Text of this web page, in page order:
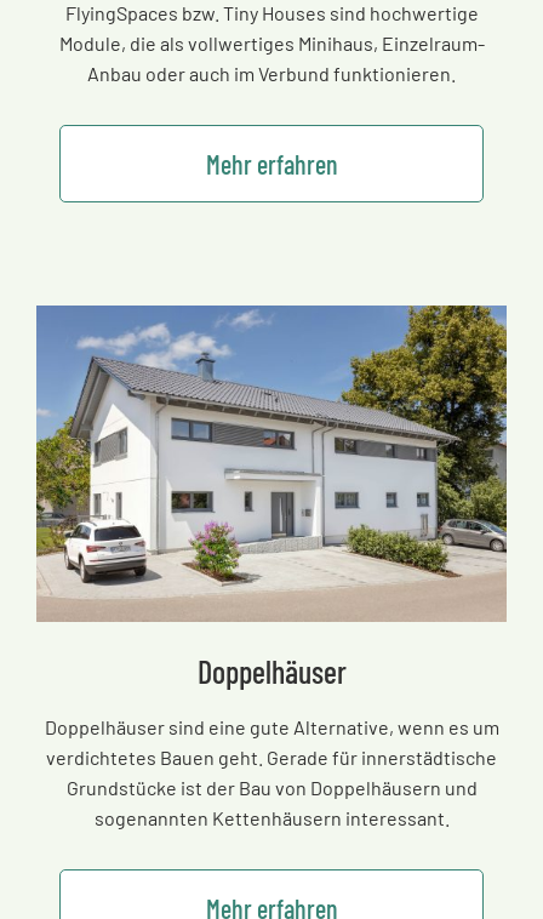
FlyingSpaces bzw. Tiny Houses sind hochwertige
Module, die als vollwertiges Minihaus, Einzelraum-
Anbau oder auch im Verbund funktionieren.
Mehr erfahren
Doppelhäuser
Doppelhäuser sind eine gute Alternative, wenn es um
verdichtetes Bauen geht. Gerade für innerstädtische
Grundstücke ist der Bau von Doppelhäusern und
sogenannten Kettenhäusern interessant.
Mehr erfahren